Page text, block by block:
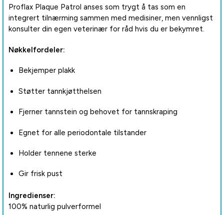
Proflax Plaque Patrol anses som trygt å tas som en
integrert tilnærming sammen med medisiner, men vennligst
konsulter din egen veterinær for råd hvis du er bekymret.
Nøkkelfordeler:
Bekjemper plakk
Støtter tannkjøtthelsen
Fjerner tannstein og behovet for tannskraping
Egnet for alle periodontale tilstander
Holder tennene sterke
Gir frisk pust
Ingredienser:
100% naturlig pulverformel